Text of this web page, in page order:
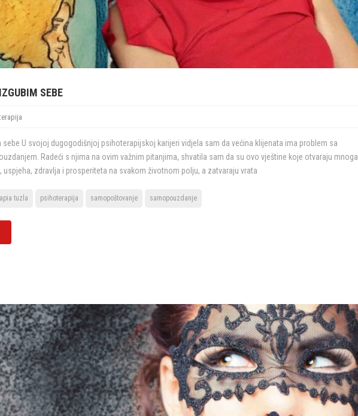
SEBE
sebe U svojoj dugogodišnjoj psihoterapijskoj karijeri vidjela sam da većina klijenata ima problem sa
Radeći s njima na ovim važnim pitanjima, shvatila sam da su ovo vještine koje otvaraju mnoga
uspjeha, zdravlja i prosperiteta na svakom životnom polju, a zatvaraju vrata
tuzla psihoterapija samopoštovanje samopouzdanje